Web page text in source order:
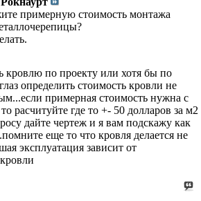
примерную стоимость монтажа
кровлю по проекту или хотя бы по
определить стоимость кровли не
примерная стоимость нужна с
расчитуйте где то +- 50 долларов за м2
дайте чертеж и я вам подскажу как
еще то что кровля делается не
эксплуатация зависит от